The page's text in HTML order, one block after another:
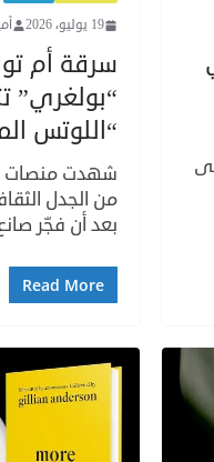
19 يوليو، 2026
سرقة أم
“بولغري”
“اللوتس
شهدت منصات
من الجدل
بعد أن فجّر
Read More